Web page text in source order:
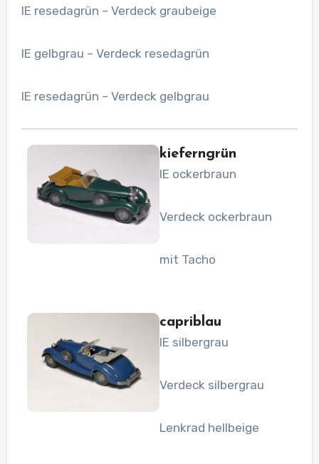
IE resedagrün – Verdeck graubeige
IE gelbgrau – Verdeck resedagrün
IE resedagrün – Verdeck gelbgrau
kieferngrün
IE ockerbraun
Verdeck ockerbraun
mit Tacho
capriblau
IE silbergrau
Verdeck silbergrau
Lenkrad hellbeige